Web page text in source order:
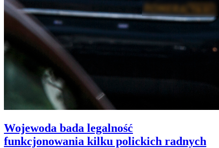
Wojewoda bada legalność
funkcjonowania kilku polickich radnych